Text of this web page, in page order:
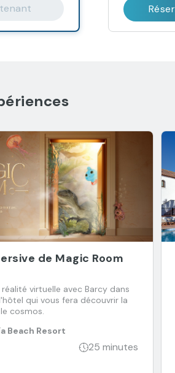
de Magic Room
virtuelle avec Barcy dans
qui vous fera découvrir la
cosmos.
Beach Resort
25 minutes